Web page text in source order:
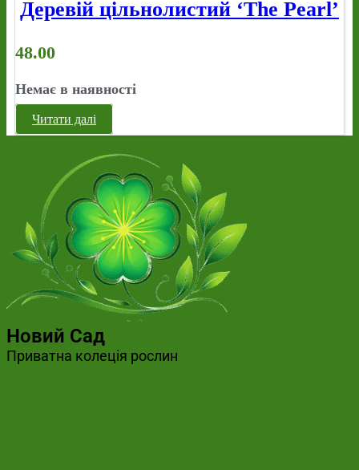
Деревій цільнолистий ‘The Pearl’
48.00
Немає в наявності
Читати далі
Новий Сад
Приватна колеція рослин